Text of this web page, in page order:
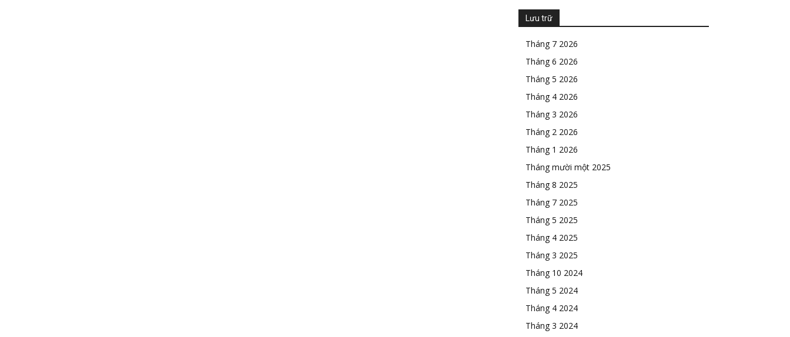
Lưu trữ
Tháng 7 2026
Tháng 6 2026
Tháng 5 2026
Tháng 4 2026
Tháng 3 2026
Tháng 2 2026
Tháng 1 2026
Tháng mười một 2025
Tháng 8 2025
Tháng 7 2025
Tháng 5 2025
Tháng 4 2025
Tháng 3 2025
Tháng 10 2024
Tháng 5 2024
Tháng 4 2024
Tháng 3 2024